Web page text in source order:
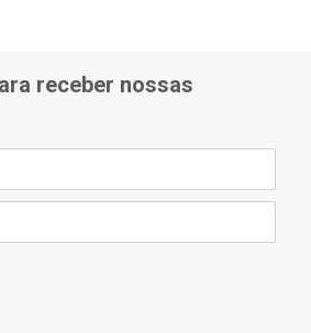
receber nossas